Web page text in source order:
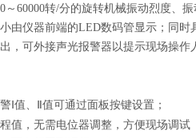
～60000转/分的旋转机械振动烈度、
由仪器前端的LED数码管显示；同
，可外接声光报警器以提示现场操作
Ⅰ值、Ⅱ值可通过面板按键设置；
值，无需电位器调整，方便现场调试